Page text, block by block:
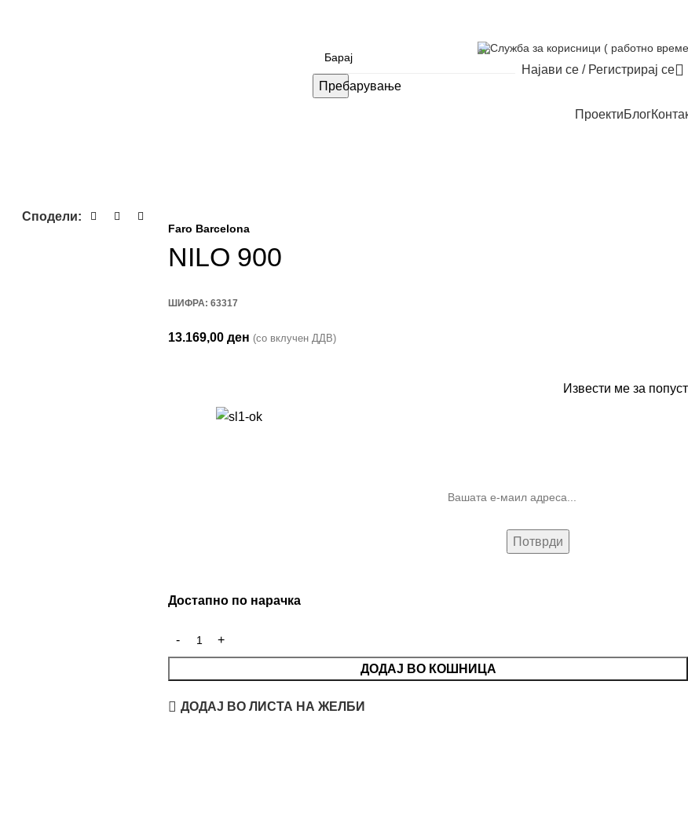
Служба за корисници ( работно
Пребарување
Најави се / Регистрирај се
ПроектиБлог
Сподели:
Faro Barcelona
NILO 900
ШИФРА: 63317
13.169,00 ден (со вклучен ДДВ)
Извести ме за попуст
Достапно по нарачка
ДОДАЈ ВО КОШНИЦА
ДОДАЈ ВО ЛИСТА НА ЖЕЛБИ